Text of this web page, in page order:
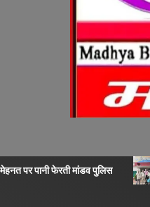
पर पानी फेरती मांडव पुलिस